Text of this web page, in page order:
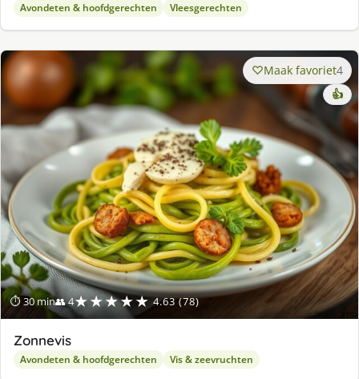
Avondeten & hoofdgerechten Vleesgerechten
⏱ 30 min👥 4★★★★★ 4.63 (78)
Maak favoriet4
👍
Zonnevis
Avondeten & hoofdgerechten Vis & zeevruchten